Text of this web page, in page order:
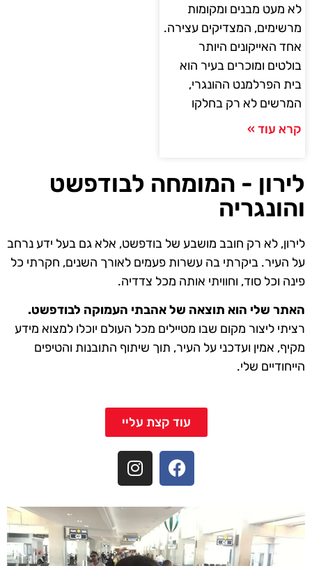
לא מעט מבנים ומקומות
מרשימים, המצדיקים עצירה.
אחד האייקונים היותר
בולטים ומוכרים בעיר הוא
בית הפרלמנט ההונגרי,
המרשים לא רק בחלקו
קרא עוד »
לירון - המומחה לבודפשט
והונגריה
לירון, לא רק חובב מושבע של בודפשט, אלא גם בעל ידע נרחב
על העיר. ביקרתי בה עשרות פעמים לאורך השנים, חקרתי כל
פינה וכל סוד, וחוויתי אותה מכל צדדיה.
האתר שלי הוא תוצאה של אהבתי העמוקה לבודפשט.
רציתי ליצור מקום שבו מטיילים מכל העולם יוכלו למצוא מידע
מקיף, אמין ועדכני על העיר, תוך שיתוף התובנות והטיפים
הייחודיים שלי.
עוד קצת עליי